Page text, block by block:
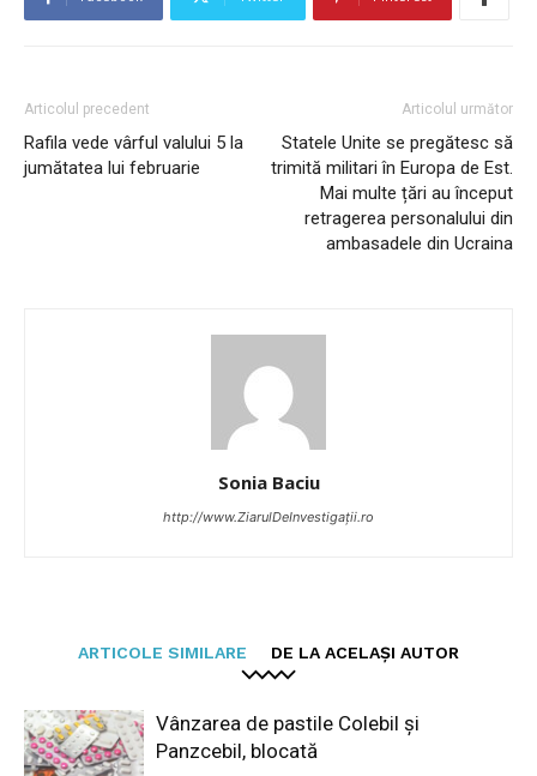
Articolul precedent
Rafila vede vârful valului 5 la
jumătatea lui februarie
Articolul următor
Statele Unite se pregătesc să
trimită militari în Europa de Est.
Mai multe țări au început
retragerea personalului din
ambasadele din Ucraina
Sonia Baciu
http://www.ZiarulDeInvestigații.ro
ARTICOLE SIMILARE DE LA ACELAȘI AUTOR
Vânzarea de pastile Colebil și
Panzcebil, blocată